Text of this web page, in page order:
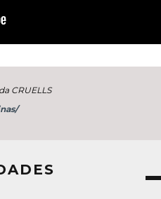
CRUELLS